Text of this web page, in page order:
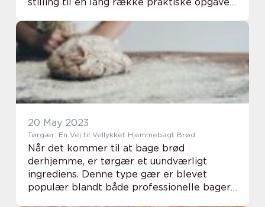
20 May 2023
Tørgær: En Vej til Vellykket Hjemmebagt Brød
Når det kommer til at bage brød
derhjemme, er tørgær et uundværligt
ingrediens. Denne type gær er blevet
populær blandt både professionelle bagere